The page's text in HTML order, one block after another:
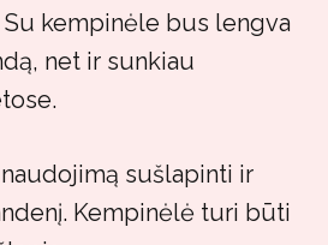
kempinėle bus lengva
net ir sunkiau
sušlapinti ir
Kempinėlė turi būti